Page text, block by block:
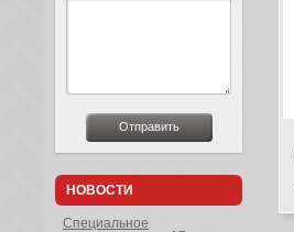
НОВОСТИ
Специальное